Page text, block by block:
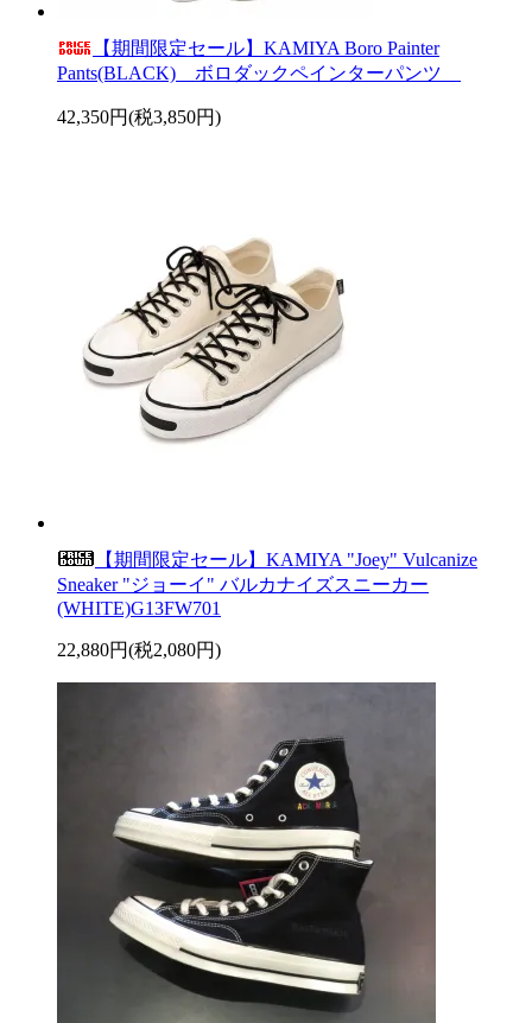
【期間限定セール】KAMIYA Boro Painter
Pants(BLACK) ボロダックペインターパンツ
42,350円(税3,850円)
【期間限定セール】KAMIYA "Joey" Vulcanize
Sneaker "ジョーイ" バルカナイズスニーカー
(WHITE)G13FW701
22,880円(税2,080円)